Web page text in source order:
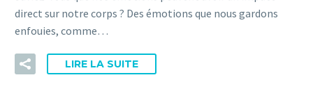
direct sur notre corps ? Des émotions que nous gardons
enfouies, comme…
LIRE LA SUITE